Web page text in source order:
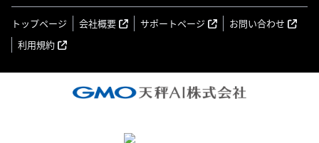
トップページ 会社概要 サポートページ
お問い合わせ
利用規約